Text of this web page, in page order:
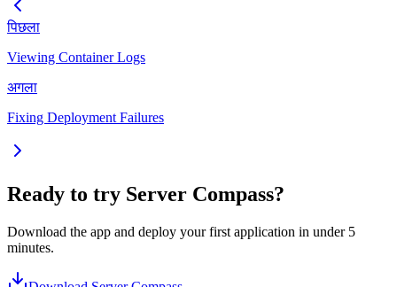
पिछला
Viewing Container Logs
अगला
Fixing Deployment Failures
Ready to try Server Compass?
Download the app and deploy your first application in under 5
minutes.